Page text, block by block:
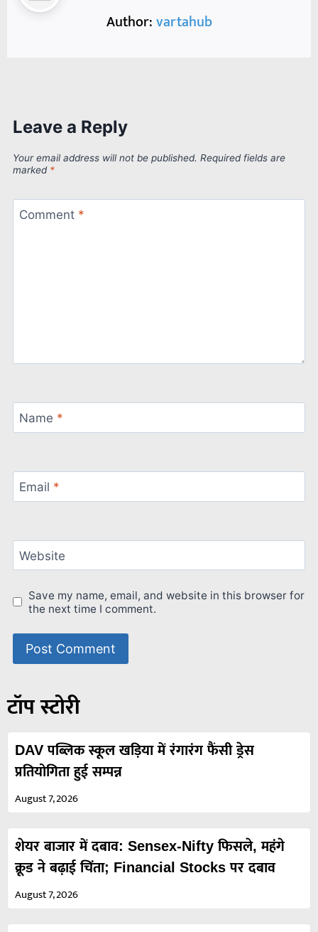
Author:vartahub
Leave a Reply
Your email address will not be published. Required fields are
marked *
Comment *
Name *
Email *
Website
Save my name, email, and website in this browser for
the next time I comment.
टॉप स्टोरी
DAV पब्लिक स्कूल खड़िया में रंगारंग फैंसी ड्रेस
प्रतियोगिता हुई सम्पन्न
August 7, 2026
शेयर बाजार में दबाव: Sensex-Nifty फिसले, महंगे
क्रूड ने बढ़ाई चिंता; Financial Stocks पर दबाव
August 7, 2026